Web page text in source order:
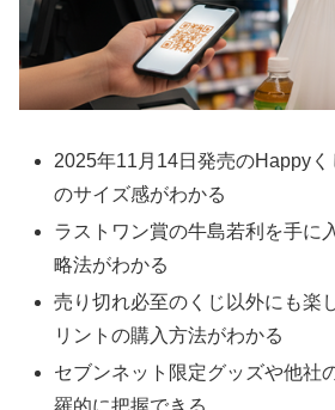
2025年11月14日発売のHappy
のサイズ感がわかる
ラストワン賞の牛島若利を手に
略法がわかる
売り切れ必至のくじ以外にも楽
リントの購入方法がわかる
セブンネット限定グッズや他社
羅的に把握できる